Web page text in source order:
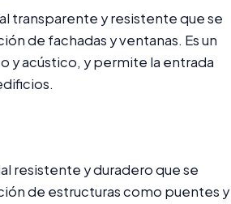
transparente y resistente que se
de fachadas y ventanas. Es un
y acústico, y permite la entrada
resistente y duradero que se
de estructuras como puentes y